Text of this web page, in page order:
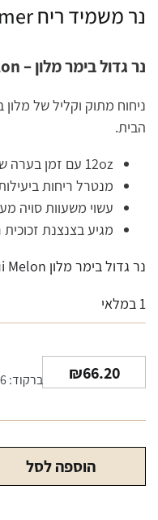
נר משמיד ריח Beamer גדול מלון
נר גדול בימר מלון – Maui Melon
ניחוח מתוק וקליל של
הבית.
12oz עם זמן בערה של עד 90 שעות
מנטרל ריחות
עשוי משעוות סויה
מגיע בצנצנת
נר גדול בימר מלון Maui Melon
1 במלאי
₪66.20 ברקוד: 810099581836
הוספה לסל